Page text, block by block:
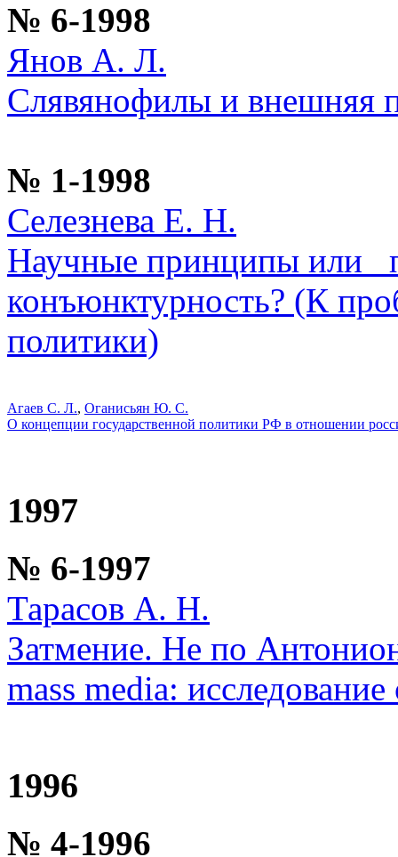
№ 6-1998
Янов А. Л.
Слявянофилы и внешняя
№ 1-1998
Селезнева Е. Н.
Научные принципы или
конъюнктурность? (К
политики)
Агаев С. Л., Оганисьян Ю. С.
О концепции государственной политики РФ в отношении
1997
№ 6-1997
Тарасов А. Н.
Затмение. Не по
mass media:
1996
№ 4-1996